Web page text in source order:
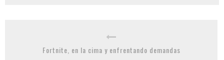
Fortnite, en la cima y enfrentando demandas